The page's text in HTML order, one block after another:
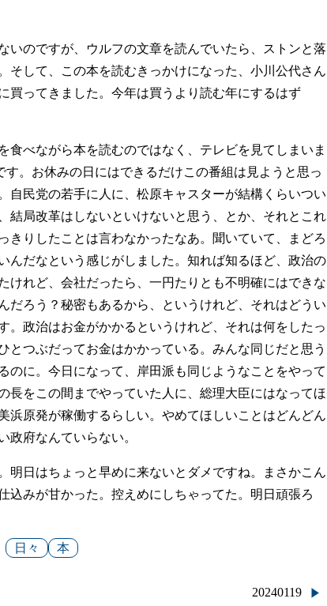
いのですが、ウルフの文章を読んでいたら、ストンと落
そして、この本を読むきっかけになった、小川公代さん
買ってきました。今年は買うより読む年にするはず
食べながら本を読むのではなく、テレビを見てしまいま
す。お休みの日にはできるだけこの番組は見ようと思っ
自民党の若手に人に、松原キャスターが結構くらいつい
結局改革はしないといけないと思う、とか、それとこれ
きりしたことは言わなかったなあ。聞いていて、まどろ
んだなという感じがしました。知れば知るほど、政治の
けれど、会社だったら、一円たりとも不明確にはできな
だろう？秘密もあるから、というけれど、それはどうい
。政治はお金がかかるというけれど、それは何をしたっ
とつぶだってお金はかかっている。みんな同じだと思う
のに。今日になって、岸田派も同じようなことをやって
長をこの間までやっていた人に、総理大臣にはなってほ
浜原発が稼働するらしい。やめてほしいことはどんどん
政府なんていらない。
明日はちょっと早めに来ないとダメですね。まさかこん
込みが甘かった。控えめにしちゃってた。明日頑張ろ
日々 本
20240119